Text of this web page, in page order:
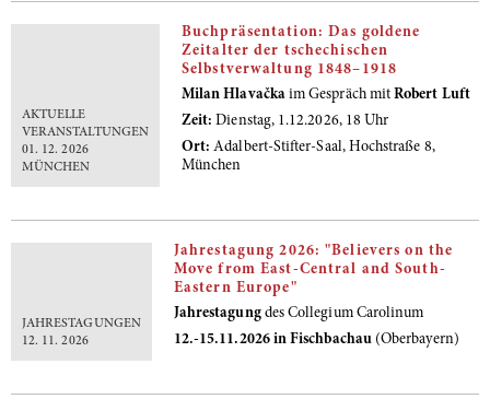
AKTUELLE
VERANSTALTUNGEN
01. 12. 2026
MÜNCHEN
Buchpräsentation: Das goldene
Zeitalter der tschechischen
Selbstverwaltung 1848–1918
Milan Hlavačkaim Gespräch mitRobert Luft
Zeit:Dienstag, 1.12.2026, 18 Uhr
Ort: Adalbert-Stifter-Saal, Hochstraße 8,
München
JAHRESTAGUNGEN
12. 11. 2026
Jahrestagung 2026: "Believers on the
Move from East-Central and South-
Eastern Europe"
Jahrestagung des Collegium Carolinum
12.-15.11.2026 in Fischbachau(Oberbayern)